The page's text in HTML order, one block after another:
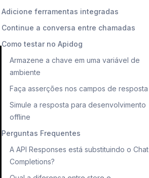
Adicione ferramentas integradas
Continue a conversa entre chamadas
Como testar no Apidog
Armazene a chave em uma variável de
ambiente
Faça asserções nos campos de resposta
Simule a resposta para desenvolvimento
offline
Perguntas Frequentes
A API Responses está substituindo o Chat
Completions?